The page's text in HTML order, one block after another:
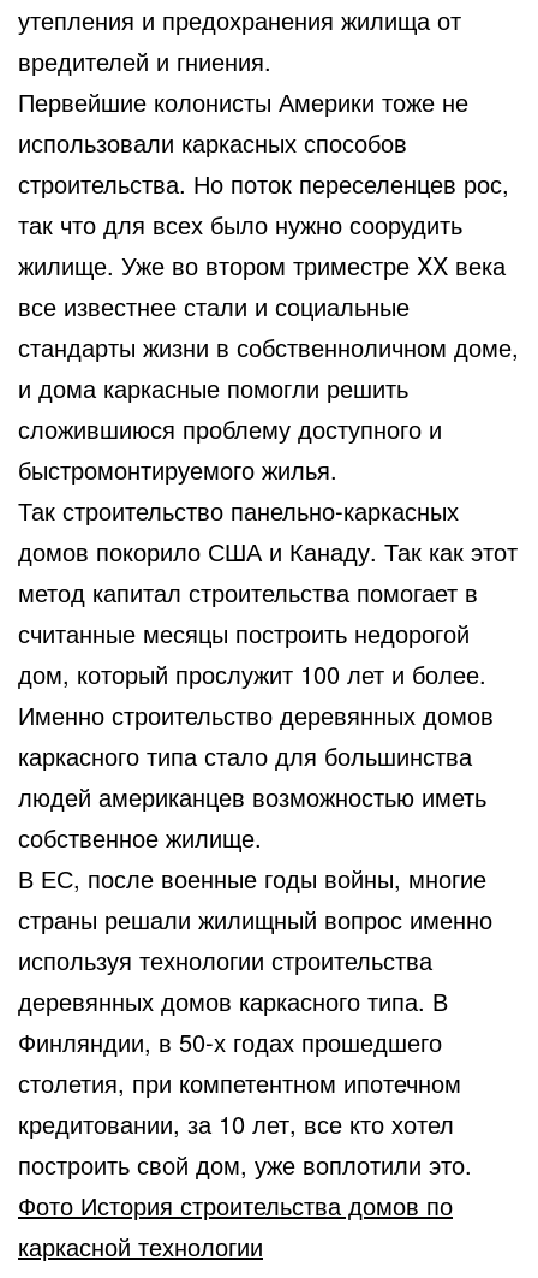
утепления и предохранения жилища от
вредителей и гниения.
Первейшие колонисты Америки тоже не
использовали каркасных способов
строительства. Но поток переселенцев рос,
так что для всех было нужно соорудить
жилище. Уже во втором триместре XX века
все известнее стали и социальные
стандарты жизни в собственноличном доме,
и дома каркасные помогли решить
сложившиюся проблему доступного и
быстромонтируемого жилья.
Так строительство панельно-каркасных
домов покорило США и Канаду. Так как этот
метод капитал строительства помогает в
считанные месяцы построить недорогой
дом, который прослужит 100 лет и более.
Именно строительство деревянных домов
каркасного типа стало для большинства
людей американцев возможностью иметь
собственное жилище.
В ЕС, после военные годы войны, многие
страны решали жилищный вопрос именно
используя технологии строительства
деревянных домов каркасного типа. В
Финляндии, в 50-х годах прошедшего
столетия, при компетентном ипотечном
кредитовании, за 10 лет, все кто хотел
построить свой дом, уже воплотили это.
Фото История строительства домов по
каркасной технологии